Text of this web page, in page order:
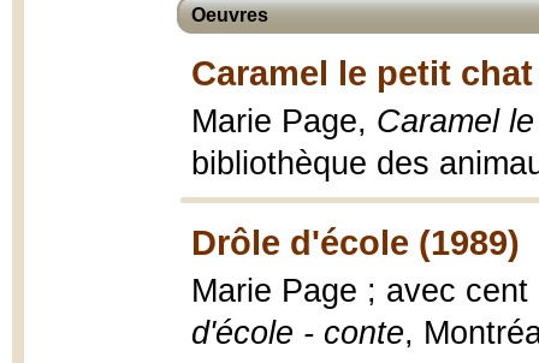
Oeuvres
Caramel le petit chat
Marie Page, Caramel
bibliothèque des
Drôle d'école (1989)
Marie Page ; avec
d'école - conte,